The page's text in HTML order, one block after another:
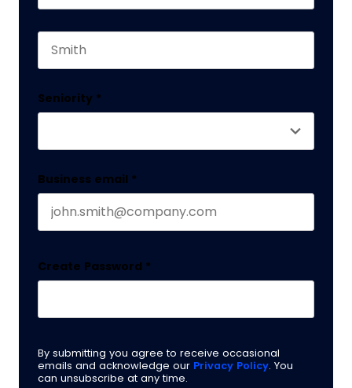
Seniority *
Business email *
Create Password *
By submitting you agree to receive occasional
emails and acknowledge our Privacy Policy. You
can unsubscribe at any time.